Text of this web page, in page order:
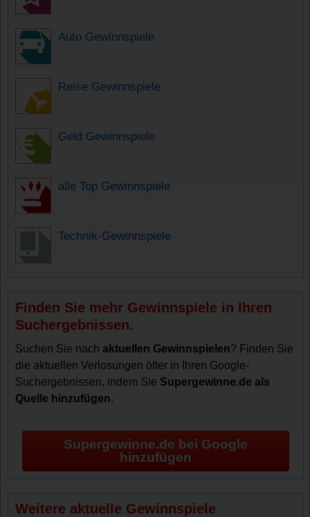
Auto Gewinnspiele
Reise Gewinnspiele
Geld Gewinnspiele
alle Top Gewinnspiele
Technik-Gewinnspiele
Finden Sie mehr Gewinnspiele in Ihren
Suchergebnissen.
Suchen Sie nachaktuellen Gewinnspielen? Finden Sie
die aktuellen Verlosungen öfter in Ihren Google-
Suchergebnissen, indem Sie Supergewinne.de als
Quelle hinzufügen.
Supergewinne.de bei Google
hinzufügen
Weitere aktuelle Gewinnspiele